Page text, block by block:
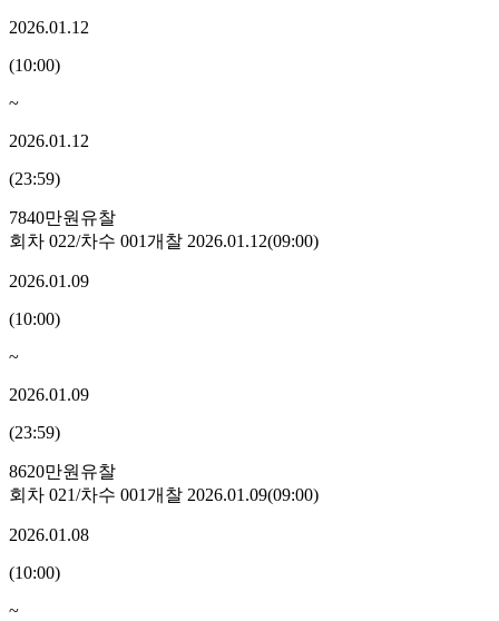
2026.01.12
(10:00)
~
2026.01.12
(23:59)
7840만원 유찰
회차 022/차수 001개찰 2026.01.12(09:00)
2026.01.09
(10:00)
~
2026.01.09
(23:59)
8620만원 유찰
회차 021/차수 001개찰 2026.01.09(09:00)
2026.01.08
(10:00)
~